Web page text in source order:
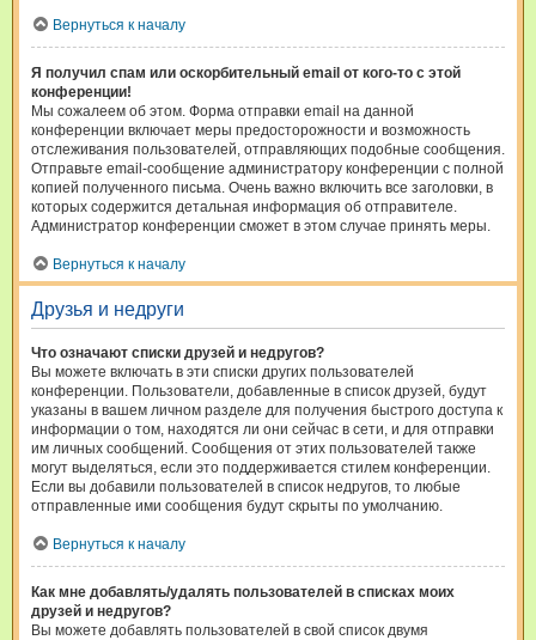
Вернуться к началу
Я получил спам или оскорбительный email от кого-то с этой
конференции!
Мы сожалеем об этом. Форма отправки email на данной
конференции включает меры предосторожности и возможность
отслеживания пользователей, отправляющих подобные сообщения.
Отправьте email-сообщение администратору конференции с полной
копией полученного письма. Очень важно включить все заголовки, в
которых содержится детальная информация об отправителе.
Администратор конференции сможет в этом случае принять меры.
Вернуться к началу
Друзья и недруги
Что означают списки друзей и недругов?
Вы можете включать в эти списки других пользователей
конференции. Пользователи, добавленные в список друзей, будут
указаны в вашем личном разделе для получения быстрого доступа к
информации о том, находятся ли они сейчас в сети, и для отправки
им личных сообщений. Сообщения от этих пользователей также
могут выделяться, если это поддерживается стилем конференции.
Если вы добавили пользователей в список недругов, то любые
отправленные ими сообщения будут скрыты по умолчанию.
Вернуться к началу
Как мне добавлять/удалять пользователей в списках моих
друзей и недругов?
Вы можете добавлять пользователей в свой список двумя